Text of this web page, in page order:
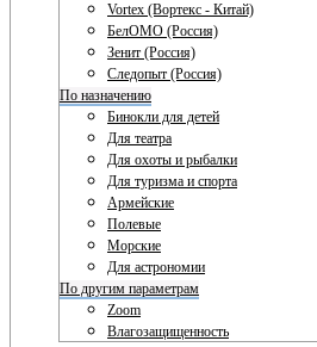
Vortex (Вортекс - Китай)
БелОМО (Россия)
Зенит (Россия)
Следопыт (Россия)
По назначению
Бинокли для детей
Для театра
Для охоты и рыбалки
Для туризма и спорта
Армейские
Полевые
Морские
Для астрономии
По другим параметрам
Zoom
Влагозащищенность